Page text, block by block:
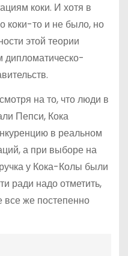
коки. И хотя в
коки-то и не было, но
этой теории
дипломатическо-
на то, что люди в
Пепси, Кока
в реальном
а при выборе на
у Кока-Колы были
ради надо отметить,
же постепенно